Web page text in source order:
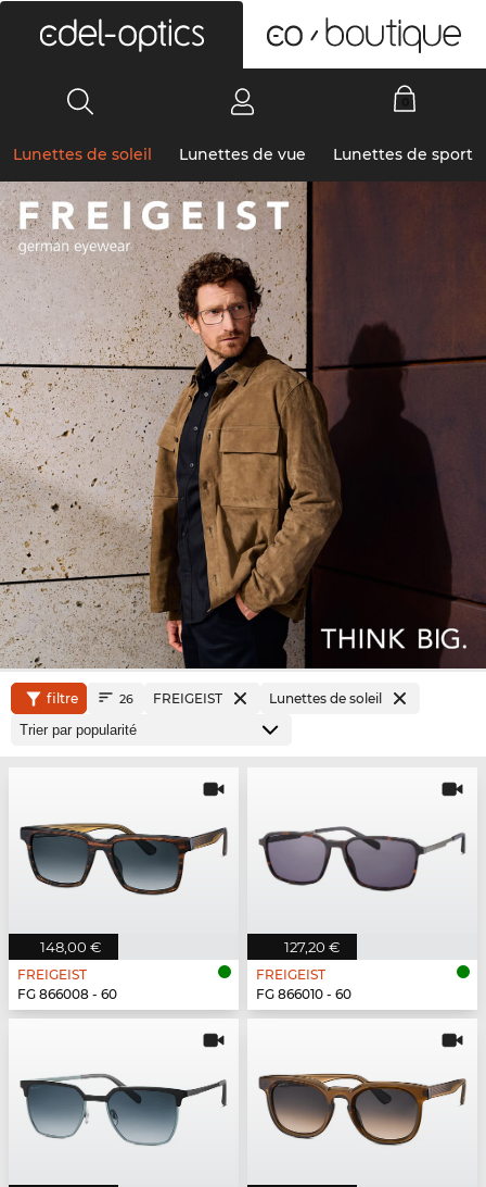
Lunettes de soleil Lunettes de vue Lunettes de sport
filtre 26 FREIGEIST Lunettes de soleil
148,00 €
FREIGEIST
FG 866008 - 60
127,20 €
FREIGEIST
FG 866010 - 60